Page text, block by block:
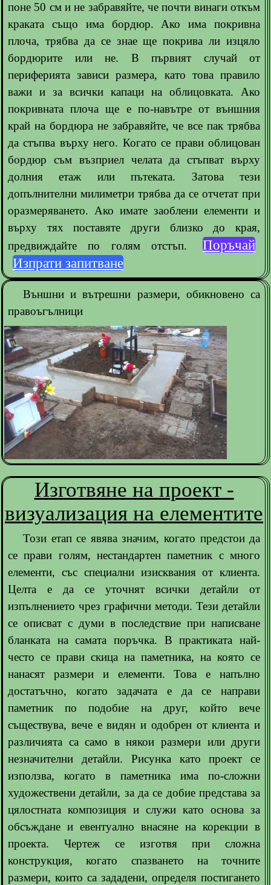
поне 50 см и не забравяйте, че почти винаги откъм
краката също има бордюр. Ако има покривна
плоча, трябва да се знае ще покрива ли изцяло
бордюрите или не. В първият случай от
периферията зависи размера, като това правило
важи и за всички капаци на облицовката. Ако
покривната плоча ще е по-навътре от външния
край на бордюра не забравяйте, че все пак трябва
да стъпва върху него. Когато се прави облицован
бордюр съм възприел челата да стъпват върху
долния етаж или пътеката. Затова тези
допълнителни милиметри трябва да се отчетат при
оразмеряването. Ако имате заоблени елементи и
върху тях поставяте други близко до края,
предвиждайте по голям отстъп.
Поръчай
Изпрати запитване
Външни и вътрешни размери, обикновено са
правоъгълници
Изготвяне на проект -
визуализация на елементите
Този етап се явява значим, когато предстои да
се прави голям, нестандартен паметник с много
елементи, със специални изисквания от клиента.
Целта е да се уточнят всички детайли от
изпълнението чрез графични методи. Тези детайли
се описват с думи в последствие при написване
бланката на самата поръчка. В практиката най-
често се прави скица на паметника, на която се
нанасят размери и елементи. Това е напълно
достатъчно, когато задачата е да се направи
паметник по подобие на друг, който вече
съществува, вече е видян и одобрен от клиента и
различията са само в някои размери или други
незначителни детайли. Рисунка като проект се
използва, когато в паметника има по-сложни
художествени детайли, за да се добие представа за
цялостната композиция и служи като основа за
обсъждане и евентуално внасяне на корекции в
проекта. Чертеж се изготвя при сложна
конструкция, когато спазването на точните
размери, които са зададени, определя постигането